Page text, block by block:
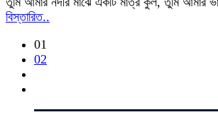
বিস্তারিত..
01
02